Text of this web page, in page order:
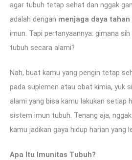
agar tubuh tetap sehat dan nggak
adalah dengan menjaga daya tahan
imun. Tapi pertanyaannya: gimana
tubuh secara alami?
Nah, buat kamu yang pengin tetap
pada suplemen atau obat kimia, yuk
alami yang bisa kamu lakukan setiap
sistem imun tubuh. Tenang aja,
kamu jadikan gaya hidup harian yang
Apa Itu Imunitas Tubuh?